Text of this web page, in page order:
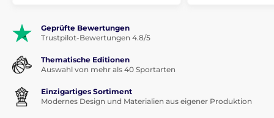
Geprüfte Bewertungen
Trustpilot-Bewertungen 4.8/5
Thematische Editionen
Auswahl von mehr als 40 Sportarten
Einzigartiges Sortiment
Modernes Design und Materialien aus eigener Produktion